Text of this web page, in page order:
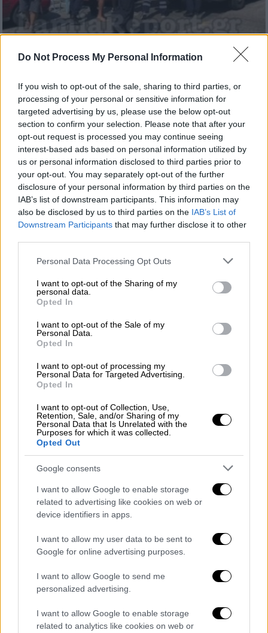
Do Not Process My Personal Information
If you wish to opt-out of the sale, sharing to third parties, or
processing of your personal or sensitive information for
targeted advertising by us, please use the below opt-out
section to confirm your selection. Please note that after your
opt-out request is processed you may continue seeing
interest-based ads based on personal information utilized by
us or personal information disclosed to third parties prior to
your opt-out. You may separately opt-out of the further
disclosure of your personal information by third parties on the
IAB’s list of downstream participants. This information may
also be disclosed by us to third parties on the IAB’s List of
Downstream Participants that may further disclose it to other
Please note that this website/app uses one or more Google
not limited to your visit or usage behaviour. You may click to
grant or deny consent to Google and its third-party tags to
use your data for below specified purposes in below Google
consent section.
Personal Data Processing Opt Outs
I want to opt-out of the Sharing of my
personal data.
Opted In
I want to opt-out of the Sale of my
Personal Data.
Opted In
I want to opt-out of processing my
Personal Data for Targeted Advertising.
Opted In
I want to opt-out of Collection, Use,
Retention, Sale, and/or Sharing of my
Personal Data that Is Unrelated with the
Purposes for which it was collected.
Opted Out
Google consents
I want to allow Google to enable storage
related to advertising like cookies on web or
device identifiers in apps.
I want to allow my user data to be sent to
Google for online advertising purposes.
I want to allow Google to send me
personalized advertising.
I want to allow Google to enable storage
related to analytics like cookies on web or
Ελλάδα|10.07.2023 23:11
Στο νοσοκομείο με τραύματα στο πόδι
και το κεφάλι 14χρονος – Τον παρέσυρε
αυτοκίνητο στα Καμένα Βούρλα
Ο 14χρονος διακομίστηκε στο νοσοκομείο
Λαμίας
Ελλάδα
Αστυνομία: 1.978 συλλήψεις από τις 3
έως τις 10 Ιουλίου σε όλη την
επικράτεια
Η ανακοίνωση της ΕΛΑΣ